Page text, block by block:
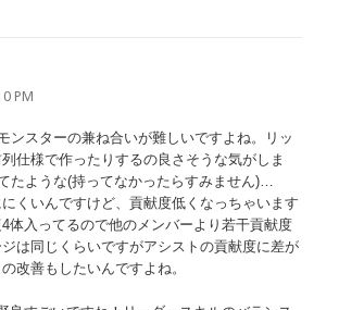
PM
ンスターの兼ね合いが難しいですよね。リッ
仕様で作ったりするの良さそうな気がしま
たような(持ってなかったらすみません)…
くいんですけど、貢献度低くなっちゃいます
体入ってるので他のメンバーより若干貢献度
は同じくらいですがアシストの貢献度に差が
改善もしたいんですよね。